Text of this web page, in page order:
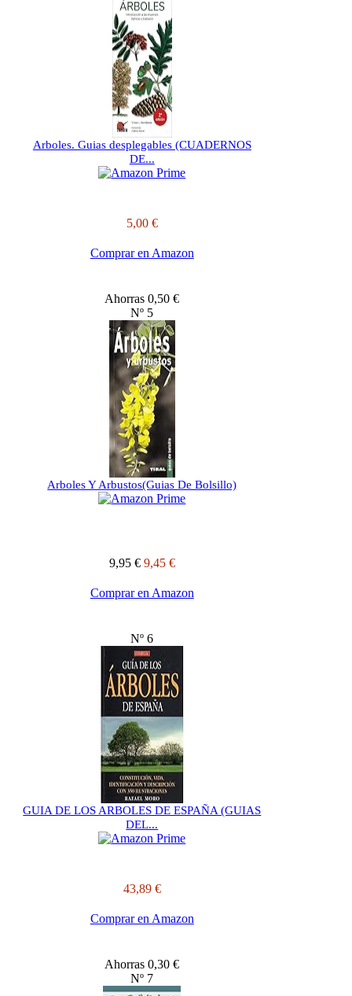
Arboles. Guias desplegables (CUADERNOS
DE...
5,00 €
Comprar en Amazon
Ahorras 0,50 €
Nº 5
Arboles Y Arbustos(Guias De Bolsillo)
9,95 € 9,45 €
Comprar en Amazon
Nº 6
GUIA DE LOS ARBOLES DE ESPAÑA (GUIAS
DEL...
43,89 €
Comprar en Amazon
Ahorras 0,30 €
Nº 7